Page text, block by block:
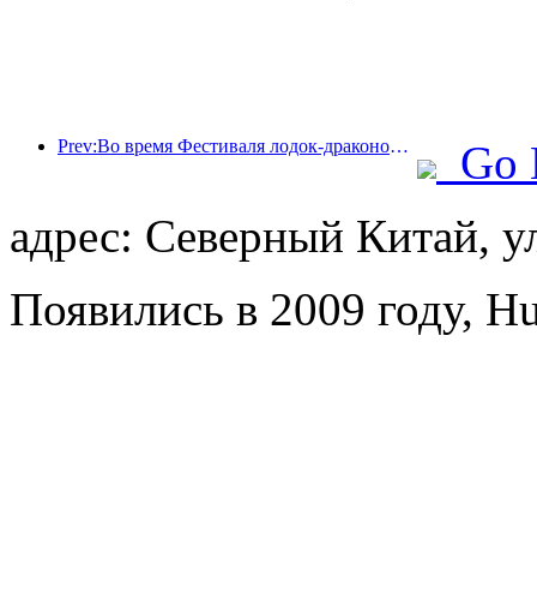
Prev:Во время Фестиваля лодок-драконов бронирование отелей в таких городах, как Цзинань и Сучжоу, увеличилось более чем на 50% по сравнению с прошлым годом.
Go
адрес: Северный Китай,
Появились в 2009 году,